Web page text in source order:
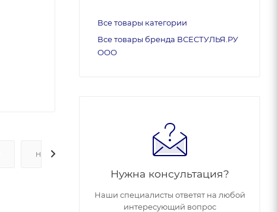
НАЛИЧИЕ
Все товары категории
Все товары бренда ВСЕСТУЛЬЯ.РУ
ООО
Нужна консультация?
Наши специалисты ответят на любой
интересующий вопрос